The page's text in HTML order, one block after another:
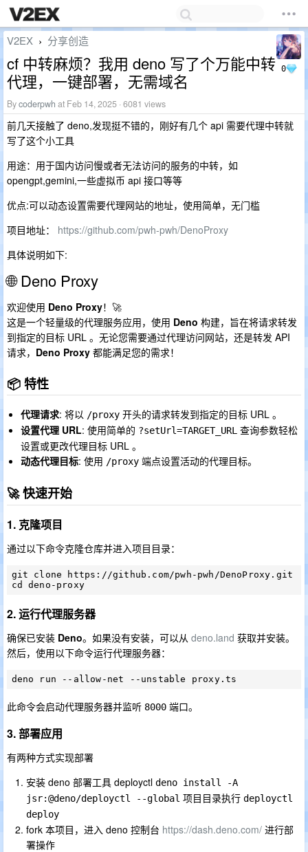
0
V2EX › 分享创造
cf 中转麻烦？我用 deno 写了个万能中转
代理，一键部署，无需域名
Bycoderpwh at Feb 14, 2025 · 6081 views
前几天接触了 deno,发现挺不错的，刚好有几个 api 需要代理中转就
写了这个小工具
用途：用于国内访问慢或者无法访问的服务的中转，如
opengpt,gemini,一些虚拟币 api 接口等等
优点:可以动态设置需要代理网站的地址，使用简单，无门槛
项目地址： https://github.com/pwh-pwh/DenoProxy
具体说明如下:
🌐 Deno Proxy
欢迎使用 Deno Proxy！🚀
这是一个轻量级的代理服务应用，使用 Deno 构建，旨在将请求转发
到指定的目标 URL 。无论您需要通过代理访问网站，还是转发 API
请求， Deno Proxy 都能满足您的需求！
📦 特性
代理请求: 将以 /proxy 开头的请求转发到指定的目标 URL 。
设置代理 URL: 使用简单的 ?setUrl=TARGET_URL 查询参数轻松
设置或更改代理目标 URL 。
动态代理目标: 使用 /proxy 端点设置活动的代理目标。
🚀 快速开始
1. 克隆项目
通过以下命令克隆仓库并进入项目目录：
git clone https://github.com/pwh-pwh/DenoProxy.git
2. 运行代理服务器
确保已安装 Deno。如果没有安装，可以从 deno.land 获取并安装。
然后，使用以下命令运行代理服务器：
此命令会启动代理服务器并监听 8000 端口。
3. 部署应用
有两种方式实现部署
安装 deno 部署工具 deployctl deno install -A
jsr:@deno/deployctl --global 项目目录执行 deployctl
deploy
fork 本项目，进入 deno 控制台 https://dash.deno.com/ 进行部
署操作